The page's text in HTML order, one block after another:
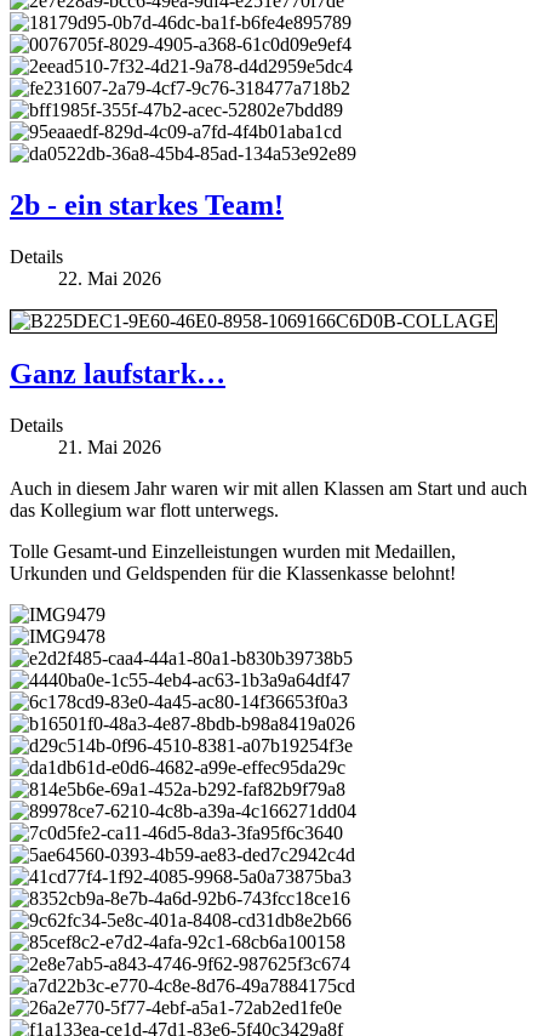
2b - ein starkes Team!
Details
22. Mai 2026
Ganz laufstark…
Details
21. Mai 2026
Auch in diesem Jahr waren wir mit allen Klassen am Start und auch
das Kollegium war flott unterwegs.
Tolle Gesamt-und Einzelleistungen wurden mit Medaillen,
Urkunden und Geldspenden für die Klassenkasse belohnt!